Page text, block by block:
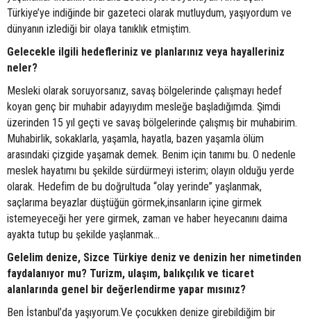
Türkiye’ye indiğinde bir gazeteci olarak mutluydum, yaşıyordum ve
dünyanın izlediği bir olaya tanıklık etmiştim.
Gelecekle ilgili hedefleriniz ve planlarınız veya hayalleriniz
neler?
Mesleki olarak soruyorsanız, savaş bölgelerinde çalışmayı hedef
koyan genç bir muhabir adayıydım mesleğe başladığımda. Şimdi
üzerinden 15 yıl geçti ve savaş bölgelerinde çalışmış bir muhabirim.
Muhabirlik, sokaklarla, yaşamla, hayatla, bazen yaşamla ölüm
arasındaki çizgide yaşamak demek. Benim için tanımı bu. O nedenle
meslek hayatımı bu şekilde sürdürmeyi isterim; olayın olduğu yerde
olarak. Hedefim de bu doğrultuda “olay yerinde” yaşlanmak,
saçlarıma beyazlar düştüğün görmek,insanların içine girmek
istemeyeceği her yere girmek, zaman ve haber heyecanını daima
ayakta tutup bu şekilde yaşlanmak…
Gelelim denize, Sizce Türkiye deniz ve denizin her nimetinden
faydalanıyor mu? Turizm, ulaşım, balıkçılık ve ticaret
alanlarında genel bir değerlendirme yapar mısınız?
Ben İstanbul’da yaşıyorum.Ve çocukken denize girebildiğim bir